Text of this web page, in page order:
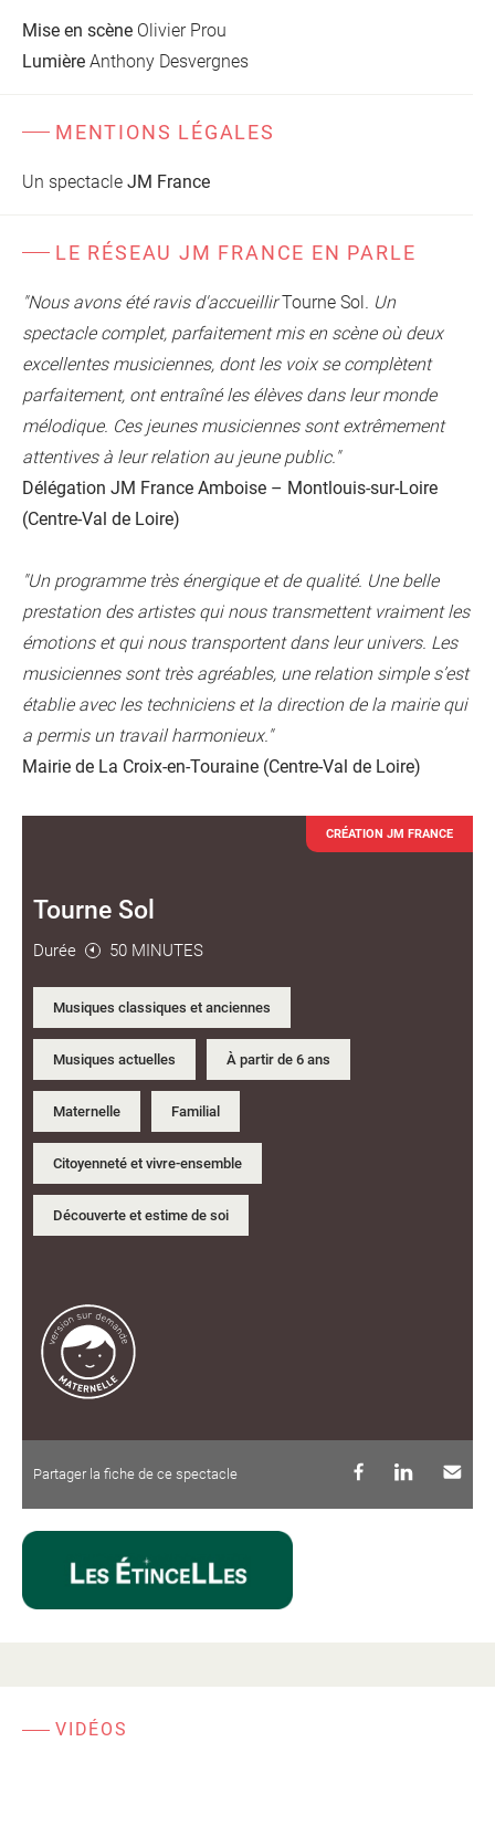
Mise en scène Olivier Prou
Lumière Anthony Desvergnes
MENTIONS LÉGALES
Un spectacle JM France
LE RÉSEAU JM FRANCE EN PARLE
"Nous avons été ravis d'accueillirTourne Sol. Un
spectacle complet, parfaitement mis en scène où deux
excellentes musiciennes, dont les voix se complètent
parfaitement, ont entraîné les élèves dans leur monde
mélodique. Ces jeunes musiciennes sont extrêmement
attentives à leur relation au jeune public."
Délégation JM France Amboise – Montlouis-sur-Loire
(Centre-Val de Loire)
"Un programme très énergique et de qualité. Une belle
prestation des artistes qui nous transmettent vraiment les
émotions et qui nous transportent dans leur univers. Les
musiciennes sont très agréables, une relation simple s’est
établie avec les techniciens et la direction de la mairie qui
a permis un travail harmonieux."
Mairie de La Croix-en-Touraine (Centre-Val de Loire)
CRÉATION JM FRANCE
Tourne Sol
Durée 50 MINUTES
Musiques classiques et anciennes
Musiques actuelles À partir de 6 ans
Maternelle Familial
Citoyenneté et vivre-ensemble
Découverte et estime de soi
Partager la fiche de ce spectacle
VIDÉOS